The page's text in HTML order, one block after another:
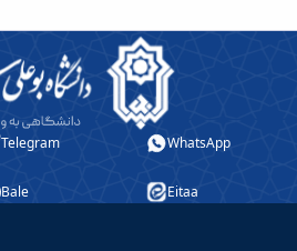
Telegram WhatsApp
Bale Eitaa